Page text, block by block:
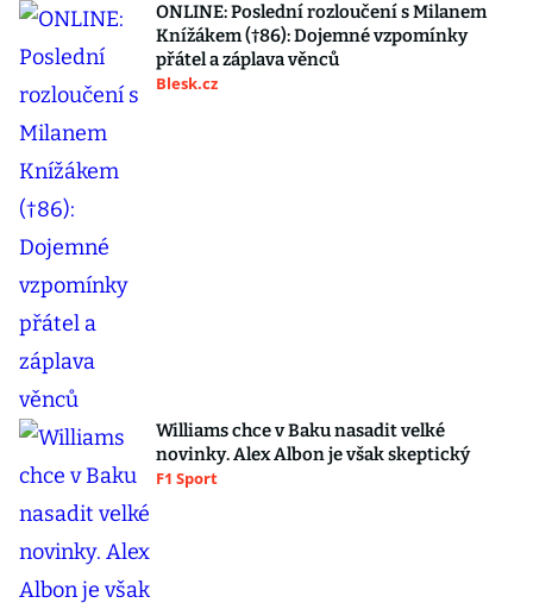
ONLINE: Poslední rozloučení s Milanem
Knížákem (†86): Dojemné vzpomínky
přátel a záplava věnců
Blesk.cz
Williams chce v Baku nasadit velké
novinky. Alex Albon je však skeptický
F1 Sport